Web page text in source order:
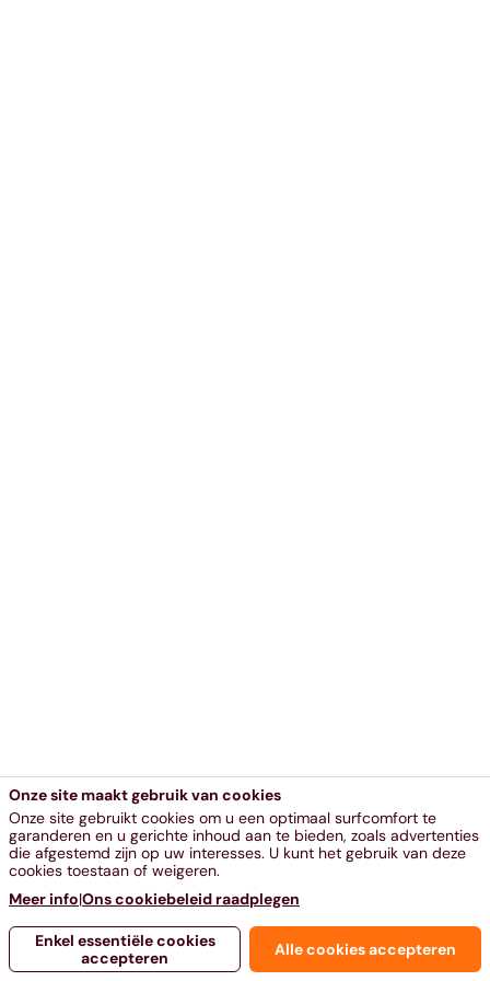
Onze site maakt gebruik van cookies
Onze site gebruikt cookies om u een optimaal surfcomfort te
garanderen en u gerichte inhoud aan te bieden, zoals advertenties
die afgestemd zijn op uw interesses. U kunt het gebruik van deze
cookies toestaan of weigeren.
Alle cookies accepteren
Enkel essentiële cookies
accepteren
Meer info|Ons cookiebeleid raadplegen